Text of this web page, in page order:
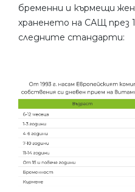
бременни и кърмещи
храненето на САЩ през
следните стандарти: